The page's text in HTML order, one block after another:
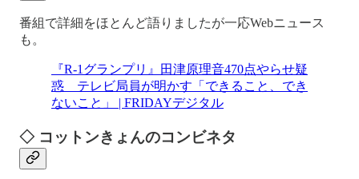
番組で詳細をほとんど語りましたが一応Webニュース
も。
『R-1グランプリ』田津原理音470点やらせ疑
惑 テレビ局員が明かす「できること、でき
ないこと」 | FRIDAYデジタル
◇ コットンきょんのコンビネタ